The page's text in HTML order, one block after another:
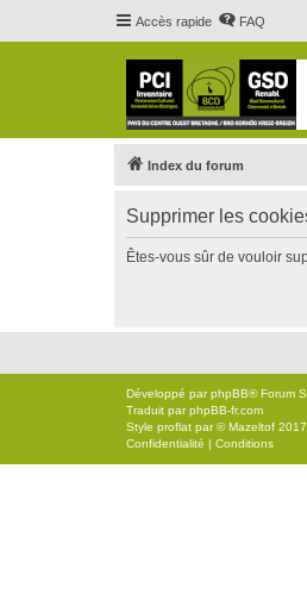
Accès rapide FAQ
Index du forum
Supprimer les
Êtes-vous sûr de vouloir
Développé parphpBB® Forum
Traduit parphpBB-fr.com
Style proflat par ©Mazeltof 2017
Confidentialité | Conditions